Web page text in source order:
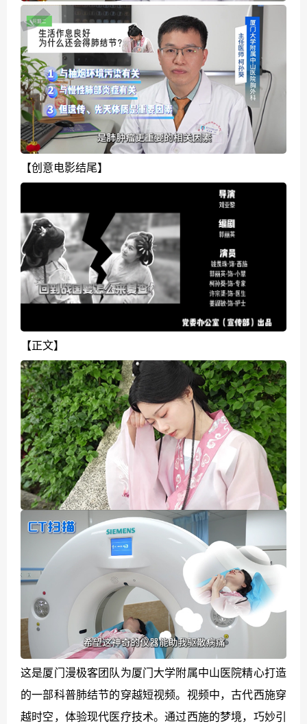
【创意电影结尾】
【正文】
这是厦门漫极客团队为厦门大学附属中山医院精心打造
的一部科普肺结节的穿越短视频。视频中，古代西施穿
越时空，体验现代医疗技术。通过西施的梦境，巧妙引